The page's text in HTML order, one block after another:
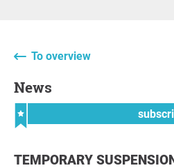
To overview
News
TEMPORARY